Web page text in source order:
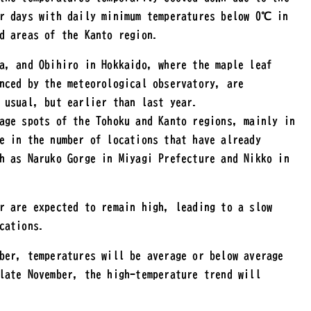
with daily minimum temperatures below 0℃ in
areas of the Kanto region.
and Obihiro in Hokkaido, where the maple leaf
by the meteorological observatory, are
usual, but earlier than last year.
spots of the Tohoku and Kanto regions, mainly in
in the number of locations that have already
Naruko Gorge in Miyagi Prefecture and Nikko in
are expected to remain high, leading to a slow
temperatures will be average or below average
November, the high-temperature trend will